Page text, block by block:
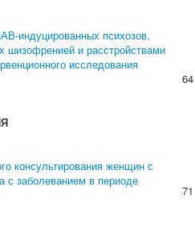
индуцированных психозов,
шизофренией и расстройствами
исследования
64
консультирования женщин с
с заболеванием в периоде
71